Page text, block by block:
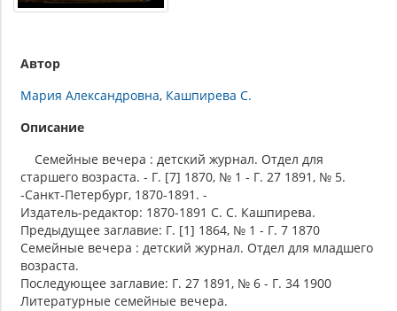
Автор
Мария Александровна Кашпирева С.
Описание
Семейные вечера : детский журнал. Отдел для
старшего возраста. - Г. [7] 1870, № 1 - Г. 27 1891, № 5.
-Санкт-Петербург, 1870-1891. -
Издатель-редактор: 1870-1891 С. С. Кашпирева.
Предыдущее заглавие: Г. [1] 1864, № 1 - Г. 7 1870
Семейные вечера : детский журнал. Отдел для младшего
возраста.
Последующее заглавие: Г. 27 1891, № 6 - Г. 34 1900
Литературные семейные вечера.